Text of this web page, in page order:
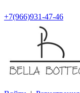
+7(966)931-47-46